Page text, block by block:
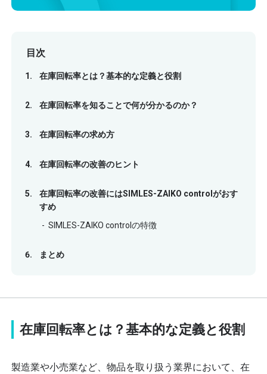
在庫回転率とは？基本的な定義と役割
製造業や小売業など、物品を取り扱う業界において、在
目次
在庫回転率とは？基本的な定義と役割
在庫回転率を知ることで何が分かるのか？
在庫回転率の求め方
在庫回転率の改善のヒント
在庫回転率の改善にはSIMLES-ZAIKO controlがおす
すめ
SIMLES-ZAIKO controlの特徴
まとめ